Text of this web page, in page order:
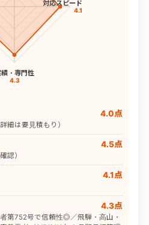
対応スピード
4.1
・専門性
4.3
4.0点
細は要見積もり）
4.5点
認）
4.1点
4.3点
第752号で信頼性◎／飛騨・高山・